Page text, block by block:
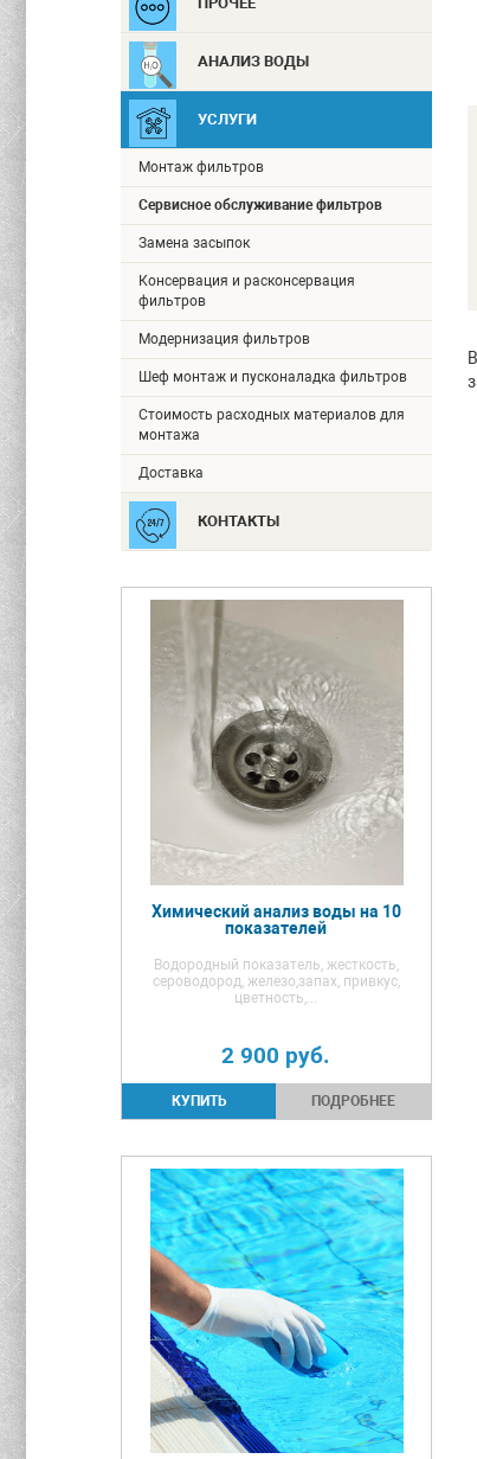
АНАЛИЗ ВОДЫ
УСЛУГИ
Монтаж фильтров
Сервисное обслуживание фильтров
Замена засыпок
Консервация и расконсервация
фильтров
Модернизация фильтров
Шеф монтаж и пусконаладка фильтров
Стоимость расходных материалов для
монтажа
Доставка
КОНТАКТЫ
Химический анализ воды на 10
показателей
Водородный показатель, жесткость,
сероводород, железо,запах, привкус,
цветность,...
2 900 руб.
ПОДРОБНЕЕ